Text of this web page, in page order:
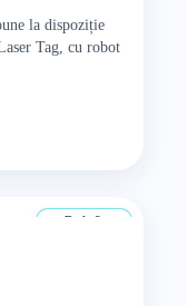
la dispoziție
Tag, cu robot
De la 8 ani